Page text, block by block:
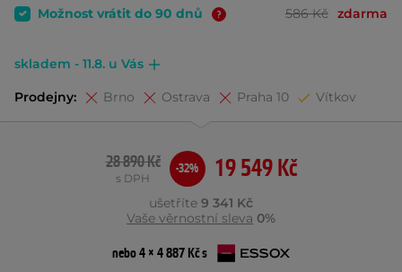
Možnost vrátit do 90 dnů 586 Kč zdarma
skladem - 11.8. u Vás
Prodejny: Brno Ostrava Praha 10 Vítkov
19 549 Kč
28 890 Kč
s DPH
-32%
ušetříte 9 341 Kč
Vaše věrnostní sleva 0%
nebo 4 × 4 887 Kč s